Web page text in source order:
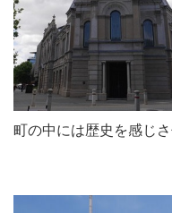
町の中には歴史を感じ